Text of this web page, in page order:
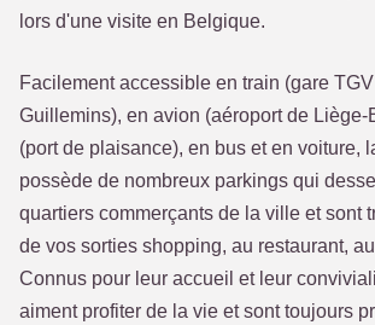
lors d'une visite en Belgique.
Facilement accessible en train (gare
Guillemins), en avion (aéroport de Liège-
(port de plaisance), en bus et en voiture,
possède de nombreux parkings qui
quartiers commerçants de la ville et sont
de vos sorties shopping, au restaurant,
Connus pour leur accueil et leur
aiment profiter de la vie et sont toujours